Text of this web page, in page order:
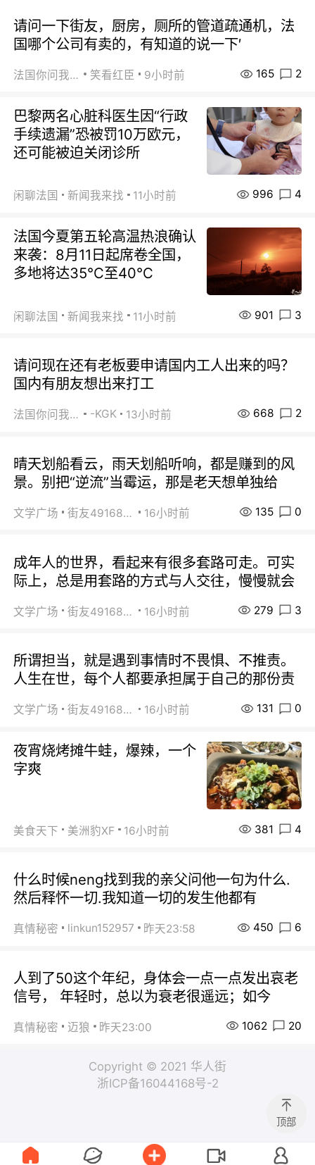
请问一下街友，厨房，厕所的管道疏通机，法
国哪个公司有卖的，有知道的说一下′
法国你问我答 笑看红臣 9小时前 165 2
巴黎两名心脏科医生因“行政
手续遗漏”恐被罚10万欧元，
还可能被迫关闭诊所
闲聊法国 新闻我来找 11小时前 996 4
法国今夏第五轮高温热浪确认
来袭：8月11日起席卷全国，
多地将达35℃至40℃
闲聊法国 新闻我来找 11小时前 901 3
请问现在还有老板要申请国内工人出来的吗？
国内有朋友想出来打工
法国你问我答 -KGK 13小时前 668 2
晴天划船看云，雨天划船听响，都是赚到的风
景。别把“逆流”当霉运，那是老天想单独给
文学广场 街友49168527 16小时前 135 0
成年人的世界，看起来有很多套路可走。可实
际上，总是用套路的方式与人交往，慢慢就会
文学广场 街友49168527 16小时前 279 3
所谓担当，就是遇到事情时不畏惧、不推责。
人生在世，每个人都要承担属于自己的那份责
文学广场 街友49168527 16小时前 131 0
夜宵烧烤摊牛蛙，爆辣，一个
字爽
美食天下 美洲豹XF 16小时前 381 4
什么时候neng找到我的亲父问他一句为什么.
然后释怀一切.我知道一切的发生他都有
真情秘密 linkun152957 昨天23:58 450 6
人到了50这个年纪，身体会一点一点发出哀老
信号， 年轻时，总以为衰老很遥远；如今
真情秘密 迈狼 昨天23:00 1062 20
Copyright © 2021 华人街
浙ICP备16044168号-2
顶部